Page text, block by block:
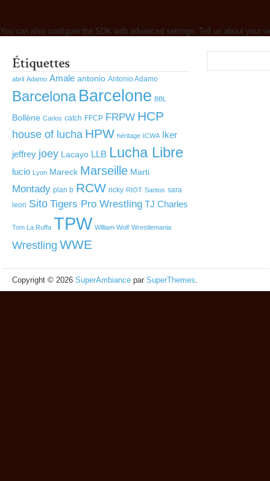
You can also configure the SDK with advanced settings. Tell us about your
abril Adamo Amale antonio Antonio Adamo
Barcelona Barcelone BBL
Bollène Carlos catch FFCP FRPW HCP
house of lucha HPW héritage ICWA Iker
jeffrey joey Lacayo LLB Lucha Libre
lucio Lyon Mareck Marseille Marti
Montady plan b RCW ricky RIOT Santos sara
leon Sito Tigers Pro Wrestling TJ Charles
Tom La Ruffa TPW William Wolf Wrestlemania
Wrestling WWE
Copyright © 2026 SuperAmbiance par SuperThemes